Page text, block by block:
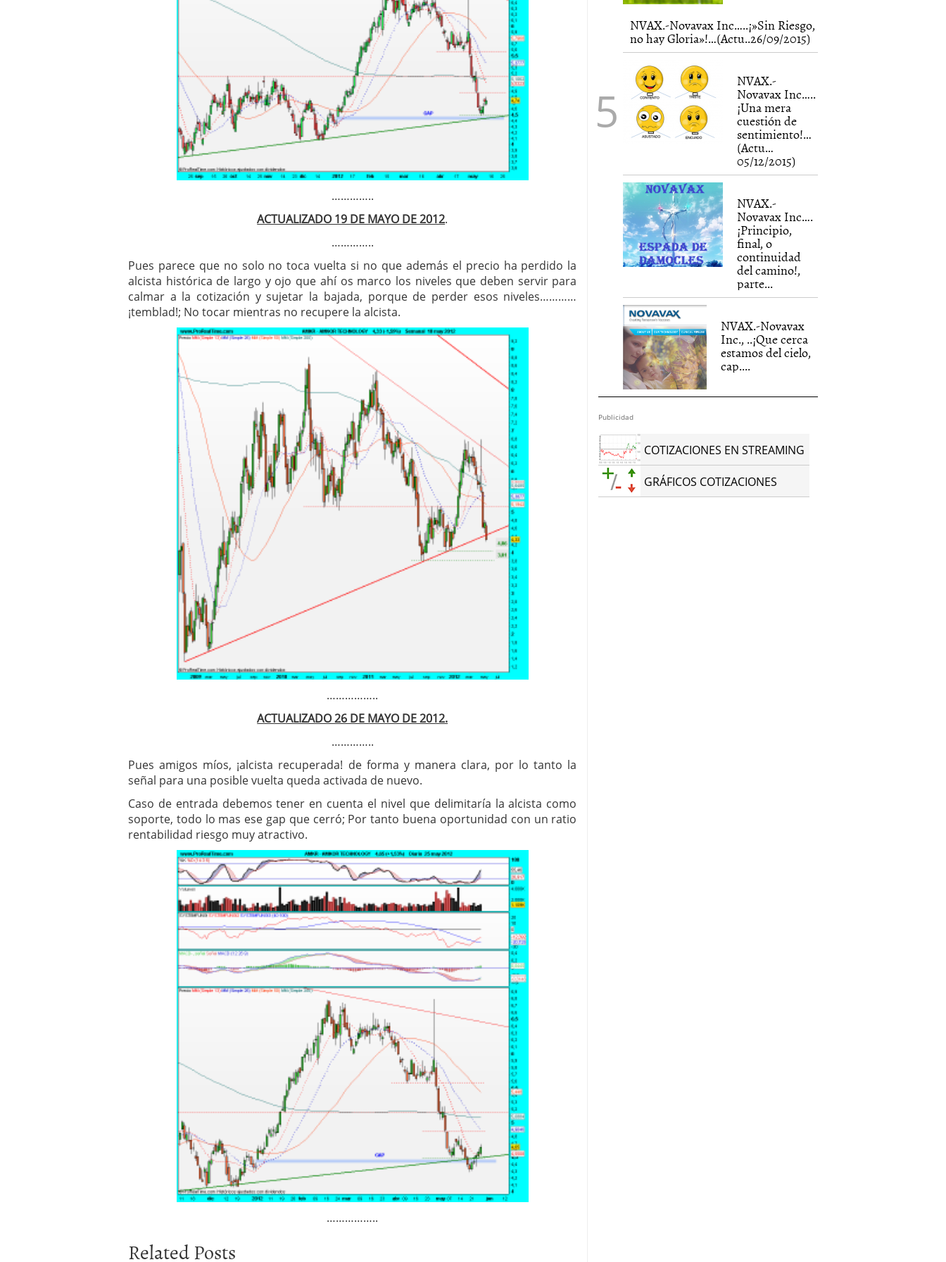
…………..
ACTUALIZADO 19 DE MAYO DE 2012.
…………..
Pues parece que no solo no toca vuelta si no que además el precio ha perdido la
alcista histórica de largo y ojo que ahí os marco los niveles que deben servir para
calmar a la cotización y sujetar la bajada, porque de perder esos niveles…………
¡temblad!; No tocar mientras no recupere la alcista.
……………..
ACTUALIZADO 26 DE MAYO DE 2012.
…………..
Pues amigos míos, ¡alcista recuperada! de forma y manera clara, por lo tanto la
señal para una posible vuelta queda activada de nuevo.
Caso de entrada debemos tener en cuenta el nivel que delimitaría la alcista como
soporte, todo lo mas ese gap que cerró; Por tanto buena oportunidad con un ratio
rentabilidad riesgo muy atractivo.
……………..
Related Posts
NVAX.-Novavax Inc…..¡»Sin Riesgo,
no hay Gloria»!…(Actu..26/09/2015)
NVAX.-
Novavax Inc…..
¡Una mera
cuestión de
sentimiento!…
(Actu…
05/12/2015)
NVAX.-
Novavax Inc….
¡Principio,
final, o
continuidad
del camino!,
parte...
NVAX.-Novavax
Inc., ..¡Que cerca
estamos del cielo,
cap....
Publicidad
COTIZACIONES EN STREAMING
GRÁFICOS COTIZACIONES